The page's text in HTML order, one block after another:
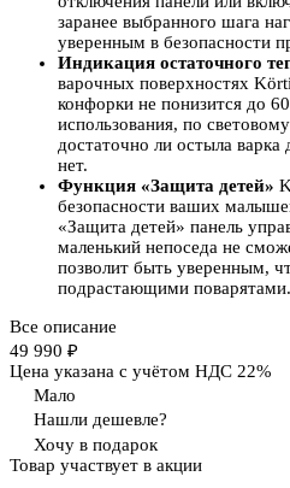
заранее выбранного шага
уверенным в безопасности
Индикация остаточного
варочных поверхностях
конфорки не понизится до
использования, по
достаточно ли остыла
нет.
Функция «Защита детей»
безопасности ваших
«Защита детей» панель
маленький непоседа не
позволит быть уверенным,
подрастающими поварятами.
Все описание
49 990 ₽
Цена указана с учётом НДС 22%
Мало
Нашли дешевле?
Хочу в подарок
Товар участвует в акции